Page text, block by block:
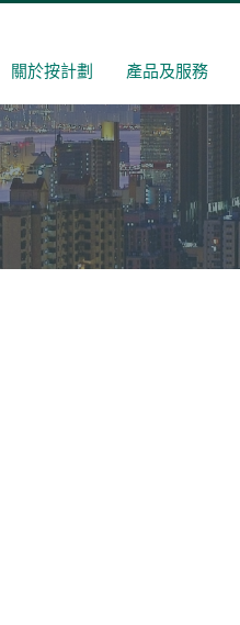
關於按計劃 產品及服務